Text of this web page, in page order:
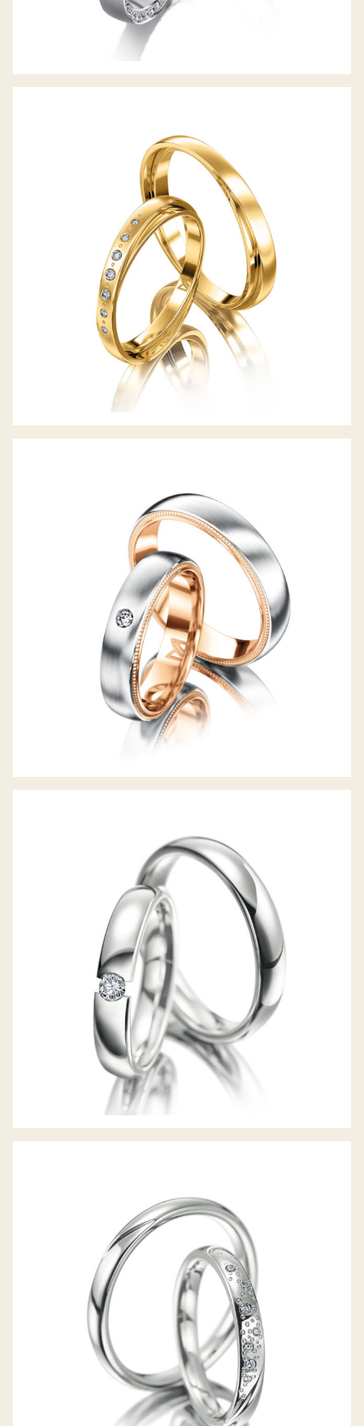
MEISTER TRAURINGE SYMBOLICS
MEISTER TRAURINGE PHANTASTICS
MEISTER TRAURINGE CLASSICS
MEISTER TRAURINGE SYMBOLICS